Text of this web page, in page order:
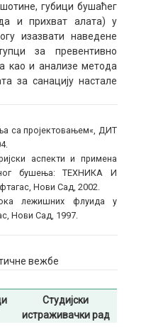
губици бушаћег
и прихват алата) у
изазвати наведене
за превентивно
као и анализе метода
за санацију настале
са пројектовањем«, ДИТ
аспекти и примена
бушења: ТЕХНИКА И
Нови Сад, 2002.
лежишних флуида у
Нови Сад, 1997.
вежбе
Студијски
истраживачки рад